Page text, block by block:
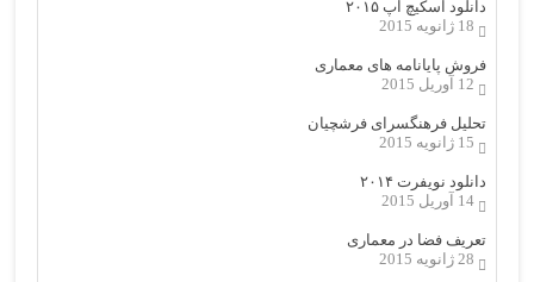
دانلود اسکیچ آپ ۲۰۱۵
18 ژانویه 2015
فروش پایانامه های معماری
12 آوریل 2015
تحلیل فرهنگسرای فرشچیان
15 ژانویه 2015
دانلود نویفرت ۲۰۱۴
14 آوریل 2015
تعریف فضا در معماری
28 ژانویه 2015